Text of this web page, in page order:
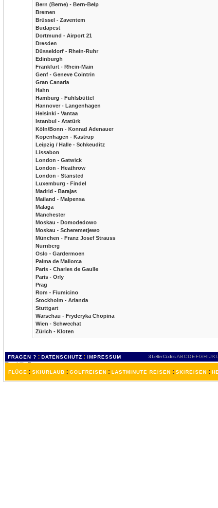
Bern (Berne) - Bern-Belp
Bremen
Brüssel - Zaventem
Budapest
Dortmund - Airport 21
Dresden
Düsseldorf - Rhein-Ruhr
Edinburgh
Frankfurt - Rhein-Main
Genf - Geneve Cointrin
Gran Canaria
Hahn
Hamburg - Fuhlsbüttel
Hannover - Langenhagen
Helsinki - Vantaa
Istanbul - Atatürk
Köln/Bonn - Konrad Adenauer
Kopenhagen - Kastrup
Leipzig / Halle - Schkeuditz
Lissabon
London - Gatwick
London - Heathrow
London - Stansted
Luxemburg - Findel
Madrid - Barajas
Mailand - Malpensa
Malaga
Manchester
Moskau - Domodedowo
Moskau - Scheremetjewo
München - Franz Josef Strauss
Nürnberg
Oslo - Gardermoen
Palma de Mallorca
Paris - Charles de Gaulle
Paris - Orly
Prag
Rom - Fiumicino
Stockholm - Arlanda
Stuttgart
Warschau - Fryderyka Chopina
Wien - Schwechat
Zürich - Kloten
FRAGEN ? : DATENSCHUTZ : IMPRESSUM 3 Letter-Codes ABCDEFGH IJKL
FLÜGE : SKIURLAUB : GOLFREISEN : LASTMINUTE REISEN : SKIREISEN :